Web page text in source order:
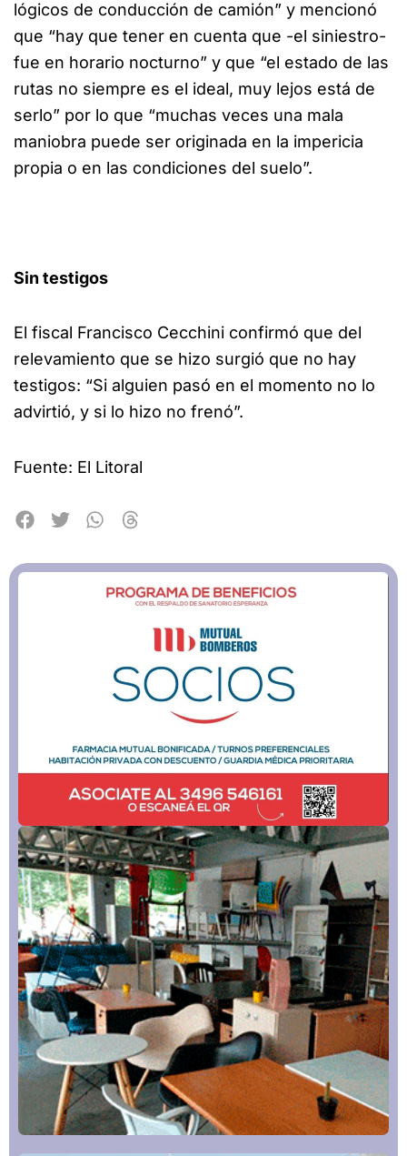
lógicos de conducción de camión” y mencionó
que “hay que tener en cuenta que -el siniestro-
fue en horario nocturno” y que “el estado de las
rutas no siempre es el ideal, muy lejos está de
serlo” por lo que “muchas veces una mala
maniobra puede ser originada en la impericia
propia o en las condiciones del suelo”.
Sin testigos
El fiscal Francisco Cecchini confirmó que del
relevamiento que se hizo surgió que no hay
testigos: “Si alguien pasó en el momento no lo
advirtió, y si lo hizo no frenó”.
Fuente: El Litoral